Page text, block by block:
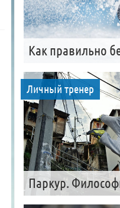
Как правильно
Личный тренер
Паркур.